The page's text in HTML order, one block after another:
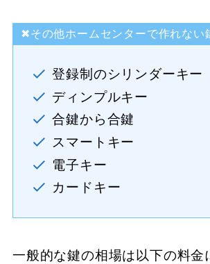
✖その他ホームセンターで作れない
登録制のシリンダーキー
ディンプルキー
合鍵から合鍵
スマートキー
電子キー
カードキー
一般的な鍵の相場は以下の料金